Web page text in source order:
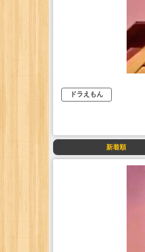
ドラえもん
新着順